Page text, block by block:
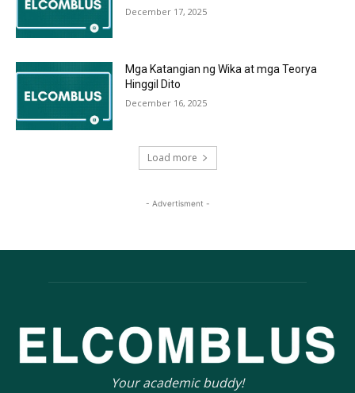
December 17, 2025
Mga Katangian ng Wika at mga Teorya
Hinggil Dito
December 16, 2025
Load more
- Advertisment -
Your academic buddy!